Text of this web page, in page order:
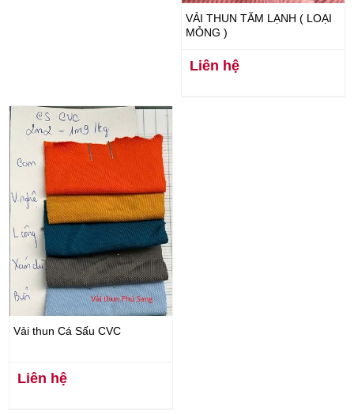
VẢI THUN TĂM LẠNH ( LOẠI
MỎNG )
Liên hệ
Vải thun Cá Sấu CVC
Liên hệ